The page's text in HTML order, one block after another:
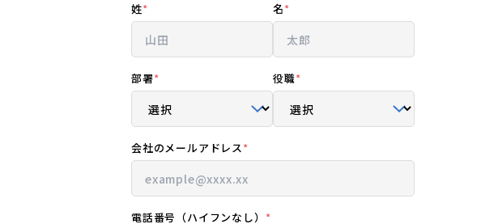
姓* 名*
部署* 役職*
会社のメールアドレス*
電話番号（ハイフンなし） *